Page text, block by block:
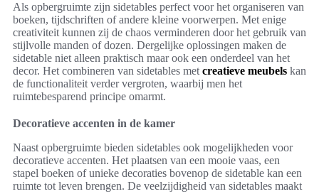
Als opbergruimte zijn sidetables perfect voor het organiseren van
boeken, tijdschriften of andere kleine voorwerpen. Met enige
creativiteit kunnen zij de chaos verminderen door het gebruik van
stijlvolle manden of dozen. Dergelijke oplossingen maken de
sidetable niet alleen praktisch maar ook een onderdeel van het
decor. Het combineren van sidetables met creatieve meubels kan
de functionaliteit verder vergroten, waarbij men het
ruimtebesparend principe omarmt.
Decoratieve accenten in de kamer
Naast opbergruimte bieden sidetables ook mogelijkheden voor
decoratieve accenten. Het plaatsen van een mooie vaas, een
stapel boeken of unieke decoraties bovenop de sidetable kan een
ruimte tot leven brengen. De veelzijdigheid van sidetables maakt